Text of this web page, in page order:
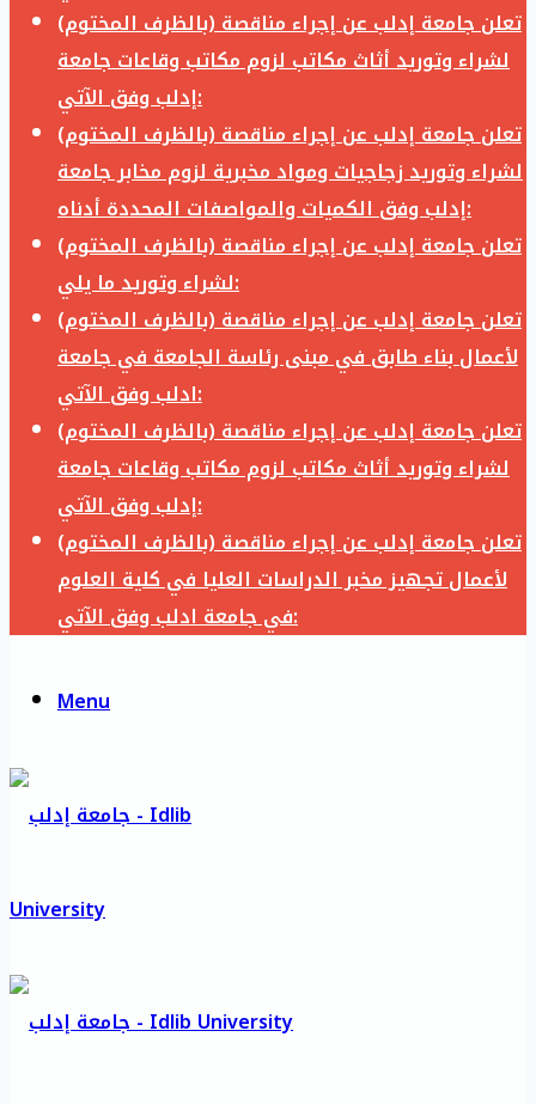
تعلن جامعة إدلب عن إجراء مناقصة (بالظرف المختوم)
لشراء وتوريد أثاث مكاتب لزوم مكاتب وقاعات جامعة
إدلب وفق الآتي:
تعلن جامعة إدلب عن إجراء مناقصة (بالظرف المختوم)
لشراء وتوريد زجاجيات ومواد مخبرية لزوم مخابر جامعة
إدلب وفق الكميات والمواصفات المحددة أدناه:
تعلن جامعة إدلب عن إجراء مناقصة (بالظرف المختوم)
لشراء وتوريد ما يلي:
تعلن جامعة إدلب عن إجراء مناقصة (بالظرف المختوم)
لأعمال بناء طابق في مبنى رئاسة الجامعة في جامعة
ادلب وفق الآتي:
تعلن جامعة إدلب عن إجراء مناقصة (بالظرف المختوم)
لشراء وتوريد أثاث مكاتب لزوم مكاتب وقاعات جامعة
إدلب وفق الآتي:
تعلن جامعة إدلب عن إجراء مناقصة (بالظرف المختوم)
لأعمال تجهيز مخبر الدراسات العليا في كلية العلوم
في جامعة ادلب وفق الآتي:
Menu